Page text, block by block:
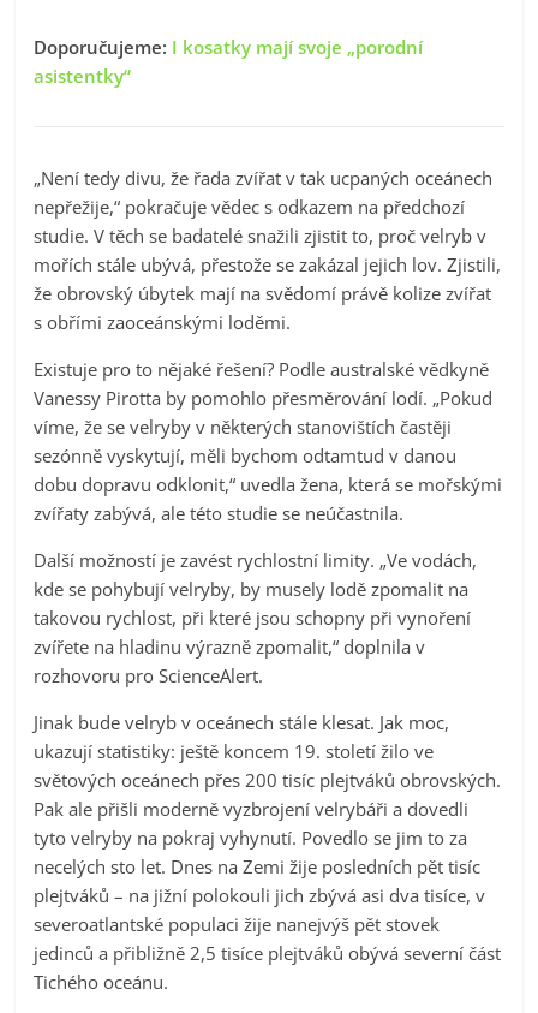
Doporučujeme: I kosatky mají svoje „porodní
asistentky“
„Není tedy divu, že řada zvířat v tak ucpaných oceánech
nepřežije,“ pokračuje vědec s odkazem na předchozí
studie. V těch se badatelé snažili zjistit to, proč velryb v
mořích stále ubývá, přestože se zakázal jejich lov. Zjistili,
že obrovský úbytek mají na svědomí právě kolize zvířat
s obřími zaoceánskými loděmi.
Existuje pro to nějaké řešení? Podle australské vědkyně
Vanessy Pirotta by pomohlo přesměrování lodí. „Pokud
víme, že se velryby v některých stanovištích častěji
sezónně vyskytují, měli bychom odtamtud v danou
dobu dopravu odklonit,“ uvedla žena, která se mořskými
zvířaty zabývá, ale této studie se neúčastnila.
Další možností je zavést rychlostní limity. „Ve vodách,
kde se pohybují velryby, by musely lodě zpomalit na
takovou rychlost, při které jsou schopny při vynoření
zvířete na hladinu výrazně zpomalit,“ doplnila v
rozhovoru pro ScienceAlert.
Jinak bude velryb v oceánech stále klesat. Jak moc,
ukazují statistiky: ještě koncem 19. století žilo ve
světových oceánech přes 200 tisíc plejtváků obrovských.
Pak ale přišli moderně vyzbrojení velrybáři a dovedli
tyto velryby na pokraj vyhynutí. Povedlo se jim to za
necelých sto let. Dnes na Zemi žije posledních pět tisíc
plejtváků – na jižní polokouli jich zbývá asi dva tisíce, v
severoatlantské populaci žije nanejvýš pět stovek
jedinců a přibližně 2,5 tisíce plejtváků obývá severní část
Tichého oceánu.